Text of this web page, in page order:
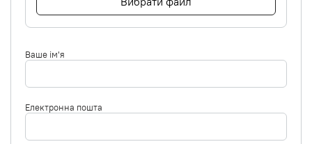
Ваше ім'я
Електронна пошта